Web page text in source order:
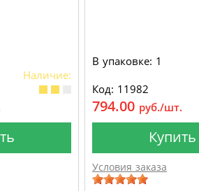
Наличие:
В упаковке: 1
Код: 11982
794.00 руб./шт.
Купить
Условия заказа